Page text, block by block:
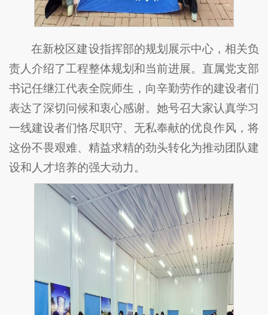
在新校区建设指挥部的规划展示中心，相关负
责人介绍了工程整体规划和当前进展。直属党支部
书记任继江代表全院师生，向辛勤劳作的建设者们
表达了深切问候和衷心感谢。她号召大家认真学习
一线建设者们恪尽职守、无私奉献的优良作风，将
这份不畏艰难、精益求精的劲头转化为推动团队建
设和人才培养的强大动力。